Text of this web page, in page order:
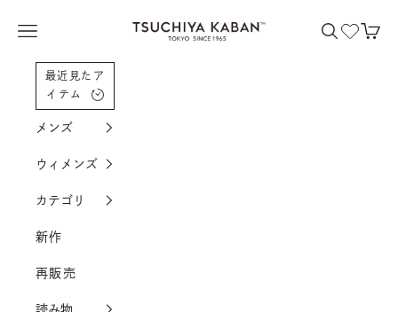
土屋鞄製造所
メニューを開く 検索を開く
カー
最近見たア
イテム
メンズ
ウィメンズ
カテゴリ
新作
再販売